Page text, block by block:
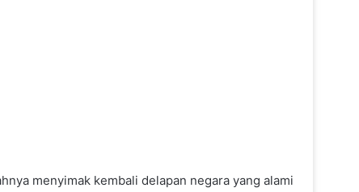
menyimak kembali delapan negara yang alami